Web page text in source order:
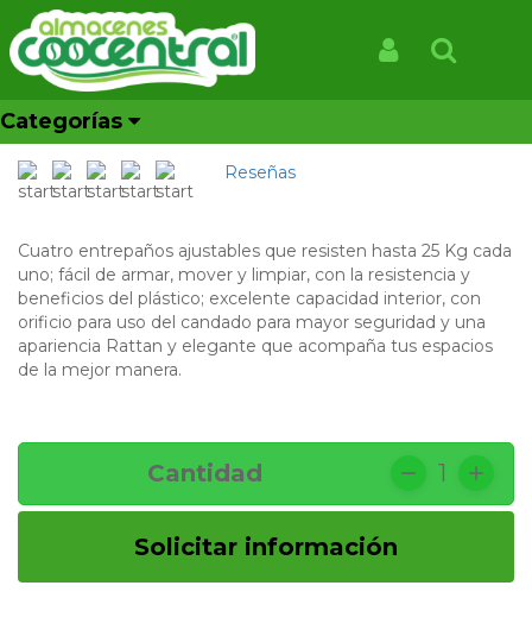
Categorías
Inicio Productos ARMARIO GRANDE RATTAN TAUPE
ARMARIO GRANDE RATTAN
TAUPE
REF: 551191
Reseñas
Cuatro entrepaños ajustables que resisten hasta 25 Kg cada
uno; fácil de armar, mover y limpiar, con la resistencia y
beneficios del plástico; excelente capacidad interior, con
orificio para uso del candado para mayor seguridad y una
apariencia Rattan y elegante que acompaña tus espacios
de la mejor manera.
Cantidad 1
Solicitar información